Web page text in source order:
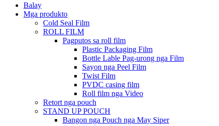
Balay
Mga produkto
Cold Seal Film
ROLL FILM
Pagputos sa roll film
Plastic Packaging Film
Bottle Lable Pag-urong nga Film
Sayon nga Peel Film
Twist Film
PVDC casing film
Roll film nga Video
Retort nga pouch
STAND UP POUCH
Bangon nga Pouch nga May Siper